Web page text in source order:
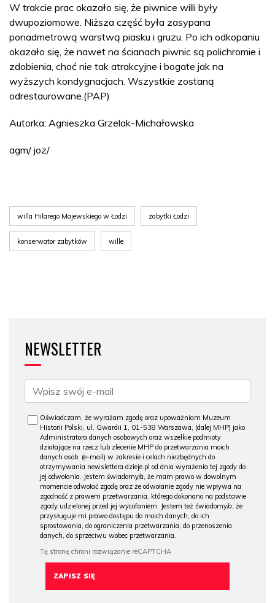
W trakcie prac okazało się, że piwnice willi były
dwupoziomowe. Niższa część była zasypana
ponadmetrową warstwą piasku i gruzu. Po ich odkopaniu
okazało się, że nawet na ścianach piwnic są polichromie i
zdobienia, choć nie tak atrakcyjne i bogate jak na
wyższych kondygnacjach. Wszystkie zostaną
odrestaurowane.(PAP)
Autorka: Agnieszka Grzelak-Michałowska
agm/ joz/
willa Hilarego Majewskiego w Łodzi zabytki Łodzi
konserwator zabytków wille
NEWSLETTER
Oświadczam, że wyrażam zgodę oraz upoważniam Muzeum
Historii Polski, ul. Gwardii 1, 01-538 Warszawa, (dalej MHP) jako
Administratora danych osobowych oraz wszelkie podmioty
działające na rzecz lub zlecenie MHP do przetwarzania moich
danych osob. (e-mail) w zakresie i celach niezbędnych do
otrzymywania newslettera dzieje.pl od dnia wyrażenia tej zgody do
jej odwołania. Jestem świadomy/a, że mam prawo w dowolnym
momencie odwołać zgodę oraz że odwołanie zgody nie wpływa na
zgodność z prawem przetwarzania, którego dokonano na podstawie
zgody udzielonej przed jej wycofaniem. Jestem też świadomy/a, że
przysługuje mi prawo dostępu do moich danych, do ich
sprostowania, do ograniczenia przetwarzania, do przenoszenia
danych, do sprzeciwu wobec przetwarzania.